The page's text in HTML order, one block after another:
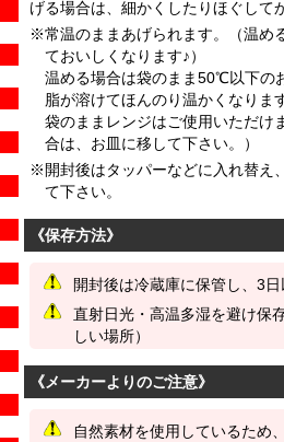
げる場合は、細かくしたりほぐして
※常温のままあげられます。（温め
ておいしくなります♪）
温める場合は袋のまま50℃以下の
脂が溶けてほんのり温かくなりま
袋のままレンジはご使用いただけ
合は、お皿に移して下さい。）
※開封後はタッパーなどに入れ替え
て下さい。
《保存方法》
開封後は冷蔵庫に保管し、3日
直射日光・高温多湿を避け保
しい場所）
《メーカーよりのご注意》
自然素材を使用しているため